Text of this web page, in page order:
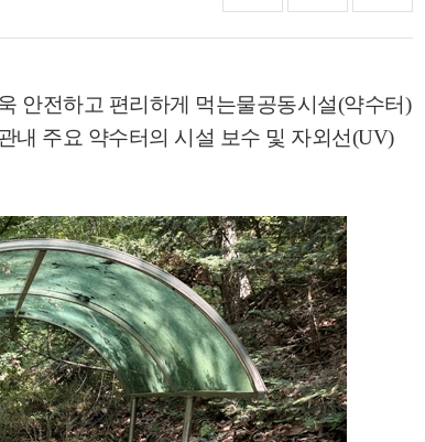
안전하고 편리하게 먹는물공동시설(약수터)
내 주요 약수터의 시설 보수 및 자외선(UV)